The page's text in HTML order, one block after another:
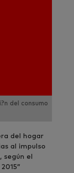
del consumo
del hogar
al impulso
el